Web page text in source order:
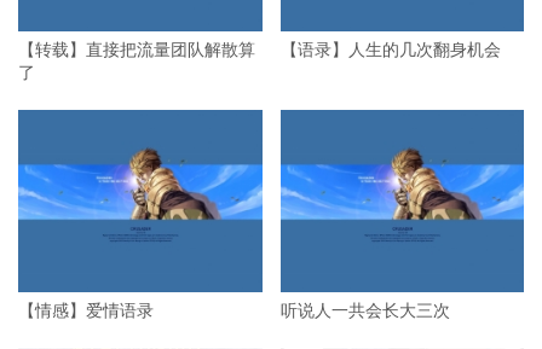
【转载】直接把流量团队解散算
了
【语录】人生的几次翻身机会
【情感】爱情语录 听说人一共会长大三次